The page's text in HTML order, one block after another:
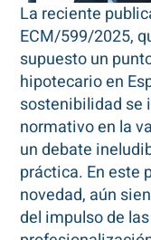
La reciente
ECM/599/2025,
supuesto un
hipotecario en
sostenibilidad se
normativo en la
un debate
práctica. En este
novedad, aún
del impulso de